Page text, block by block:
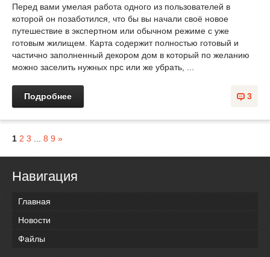
Перед вами умелая работа одного из пользователей в
которой он позаботился, что бы вы начали своё новое
путешествие в экспертном или обычном режиме с уже
готовым жилищем. Карта содержит полностью готовый и
частично заполненный декором дом в который по желанию
можно заселить нужных npc или же убрать, ...
3
Подробнее
1 2 3 8 9 »
Навигация
Главная
Новости
Файлы